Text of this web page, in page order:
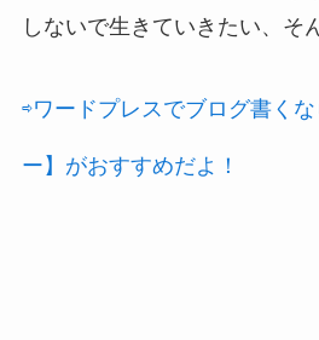
しないで生きていきたい、そ
⇨ワードプレスでブログ書く
ー】がおすすめだよ！